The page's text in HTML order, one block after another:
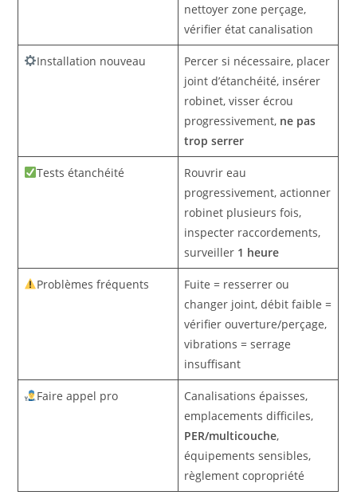
nettoyer zone perçage,
vérifier état canalisation
Installation nouveau
Percer si nécessaire, placer
joint d’étanchéité, insérer
robinet, visser écrou
progressivement, ne pas
trop serrer
Tests étanchéité
Rouvrir eau
progressivement, actionner
robinet plusieurs fois,
inspecter raccordements,
surveiller 1 heure
Problèmes fréquents
Fuite = resserrer ou
changer joint, débit faible =
vérifier ouverture/perçage,
vibrations = serrage
insuffisant
Faire appel pro
Canalisations épaisses,
emplacements difficiles,
PER/multicouche,
équipements sensibles,
règlement copropriété